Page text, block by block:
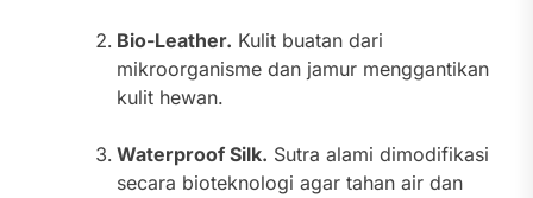
Bio-Leather. Kulit buatan dari
mikroorganisme dan jamur menggantikan
kulit hewan.
Waterproof Silk. Sutra alami dimodifikasi
secara bioteknologi agar tahan air dan